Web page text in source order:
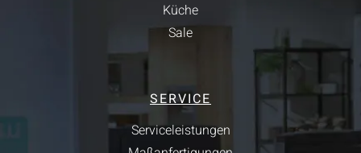
Küche
Sale
SERVICE
Serviceleistungen